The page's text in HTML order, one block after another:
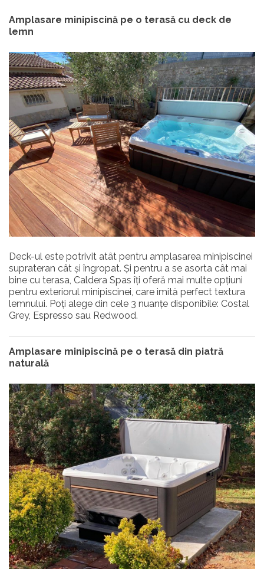
Amplasare minipiscină pe o terasă cu deck de
lemn
Deck-ul este potrivit atât pentru amplasarea minipiscinei
suprateran cât și îngropat. Și pentru a se asorta cât mai
bine cu terasa, Caldera Spas îți oferă mai multe opțiuni
pentru exteriorul minipiscinei, care imită perfect textura
lemnului. Poți alege din cele 3 nuanțe disponibile: Costal
Grey, Espresso sau Redwood.
Amplasare minipiscină pe o terasă din piatră
naturală